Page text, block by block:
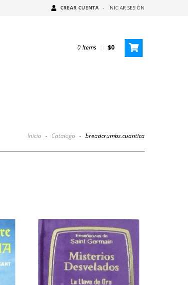
CREAR CUENTA - INICIAR SESIÓN
0Items | $0
Inicio - Catalogo - breadcrumbs.cuantica